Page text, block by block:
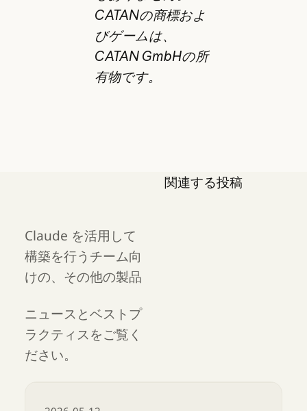
CATANの商標およ
びゲームは、
CATAN GmbHの所
有物です。
関連する投稿
Claude を活用して
構築を行うチーム向
けの、その他の製品
ニュースとベストプ
ラクティスをご覧く
ださい。